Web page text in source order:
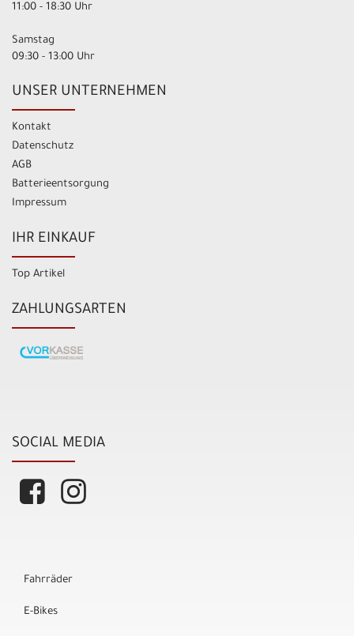
11:00 - 18:30 Uhr
Samstag
09:30 - 13:00 Uhr
UNSER UNTERNEHMEN
Kontakt
Datenschutz
AGB
Batterieentsorgung
Impressum
IHR EINKAUF
Top Artikel
ZAHLUNGSARTEN
SOCIAL MEDIA
Fahrräder
E-Bikes